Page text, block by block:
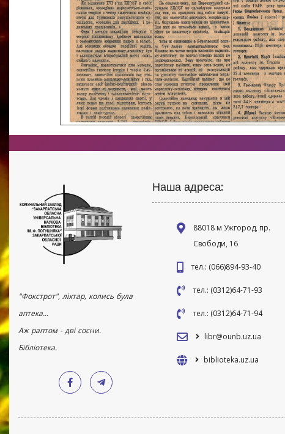
"Фокстрот", ліхтар, колись була
аптека...
Аж раптом - дві сосни.
Бібліотека.
Наша адреса:
88018 м Ужгород, пр.
Свободи, 16
тел.: (066)894-93-40
тел.: (0312)64-71-93
тел.: (0312)64-71-94
libr@ounb.uz.ua
biblioteka.uz.ua